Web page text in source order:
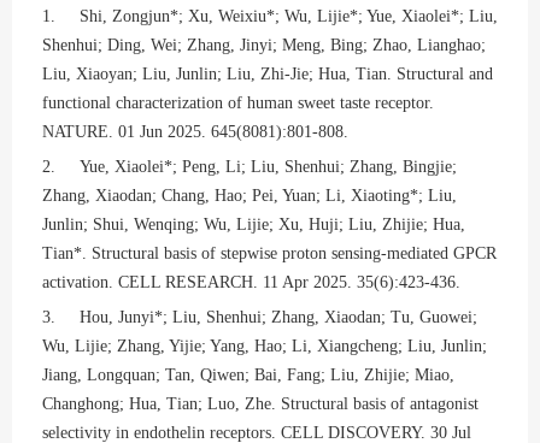
1. Shi, Zongjun*; Xu, Weixiu*; Wu, Lijie*; Yue, Xiaolei*; Liu,
Shenhui; Ding, Wei; Zhang, Jinyi; Meng, Bing; Zhao, Lianghao;
Liu, Xiaoyan; Liu, Junlin; Liu, Zhi-Jie; Hua, Tian. Structural and
functional characterization of human sweet taste receptor.
NATURE. 01 Jun 2025. 645(8081):801-808.
2. Yue, Xiaolei*; Peng, Li; Liu, Shenhui; Zhang, Bingjie;
Zhang, Xiaodan; Chang, Hao; Pei, Yuan; Li, Xiaoting*; Liu,
Junlin; Shui, Wenqing; Wu, Lijie; Xu, Huji; Liu, Zhijie; Hua,
Tian*. Structural basis of stepwise proton sensing-mediated GPCR
activation. CELL RESEARCH. 11 Apr 2025. 35(6):423-436.
3. Hou, Junyi*; Liu, Shenhui; Zhang, Xiaodan; Tu, Guowei;
Wu, Lijie; Zhang, Yijie; Yang, Hao; Li, Xiangcheng; Liu, Junlin;
Jiang, Longquan; Tan, Qiwen; Bai, Fang; Liu, Zhijie; Miao,
Changhong; Hua, Tian; Luo, Zhe. Structural basis of antagonist
selectivity in endothelin receptors. CELL DISCOVERY. 30 Jul